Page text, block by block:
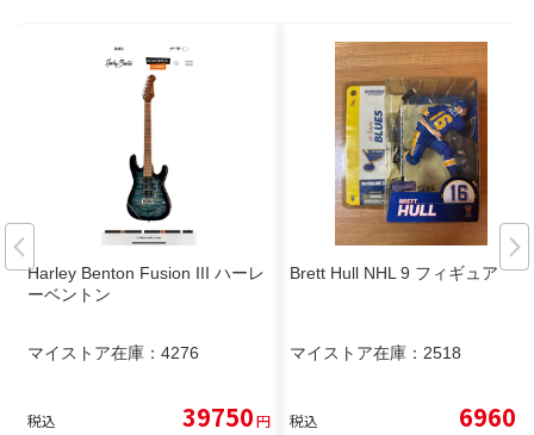
Harley Benton Fusion III ハーレ
ーベントン
マイストア在庫： 4276
税込 39750円
Brett Hull NHL 9 フィギュア
マイストア在庫： 2518
税込 6960